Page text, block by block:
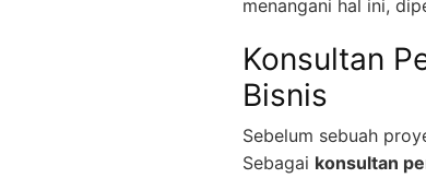
menangani hal ini,
Konsultan
Bisnis
Sebelum sebuah
Sebagai konsultan